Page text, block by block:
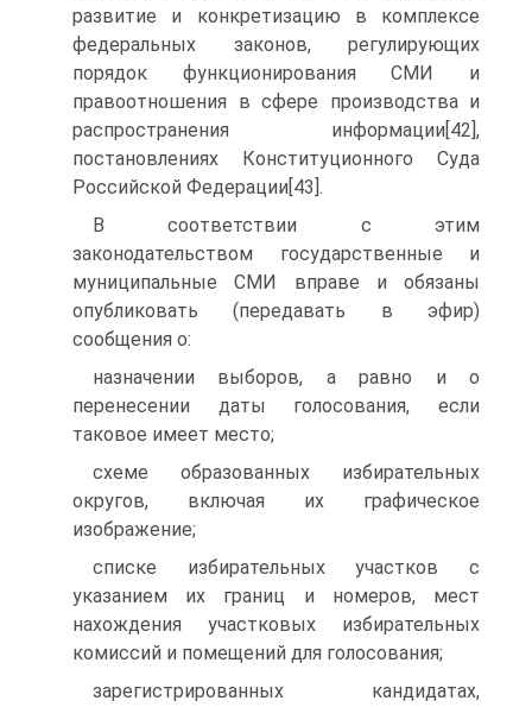
развитие и конкретизацию в комплексе
федеральных законов, регулирующих
порядок функционирования СМИ и
правоотношения в сфере производства и
распространения информации[42],
постановлениях Конституционного Суда
Российской Федерации[43].
В соответствии с этим
законодательством государственные и
муниципальные СМИ вправе и обязаны
опубликовать (передавать в эфир)
сообщения о:
назначении выборов, а равно и о
перенесении даты голосования, если
таковое имеет место;
схеме образованных избирательных
округов, включая их графическое
изображение;
списке избирательных участков с
указанием их границ и номеров, мест
нахождения участковых избирательных
комиссий и помещений для голосования;
зарегистрированных кандидатах,